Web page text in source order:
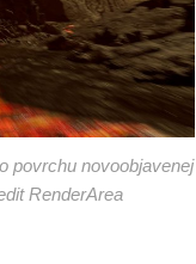
povrchu novoobjavenej
RenderArea